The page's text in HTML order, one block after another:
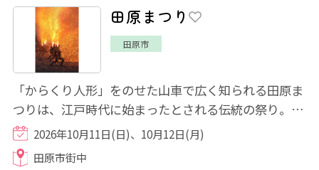
田原まつり
田原市
「からくり人形」をのせた山車で広く知られる田原ま
つりは、江戸時代に始まったとされる伝統の祭り。 3
台のからくり山車や趣向を凝らした神輿が練...
2026年10月11日(日)、10月12日(月)
田原市街中